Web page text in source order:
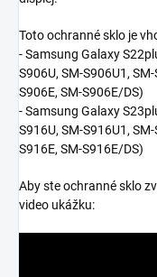
Toto ochranné sklo je
- Samsung Galaxy
S906U, SM-S906U1,
S906E, SM-S906E/DS)
- Samsung Galaxy
S916U, SM-S916U1,
S916E, SM-S916E/DS)
Aby ste ochranné sklo
video ukážku: